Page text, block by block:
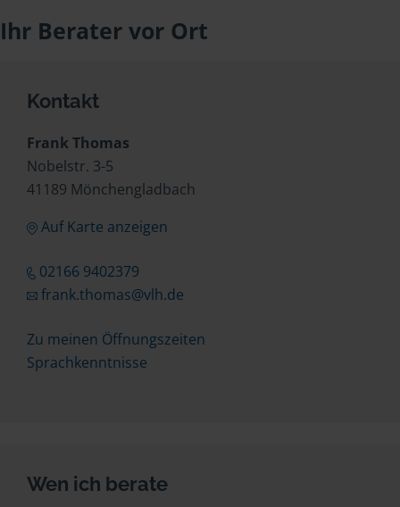
Ihr Berater vor Ort
Kontakt
Frank Thomas
Nobelstr. 3-5
41189 Mönchengladbach
Auf Karte anzeigen
02166 9402379
frank.thomas@vlh.de
Zu meinen Öffnungszeiten
Sprachkenntnisse
Wen ich berate